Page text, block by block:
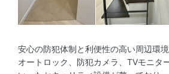
安心の防犯体制と利便性の高い周辺環境
オートロック、防犯カメラ、TVモニタ